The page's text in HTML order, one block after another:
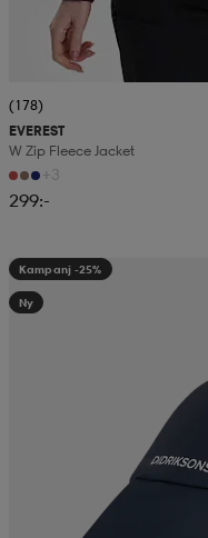
(178)
EVEREST
W Zip Fleece Jacket
+3
299:-
Kampanj -25%
Ny